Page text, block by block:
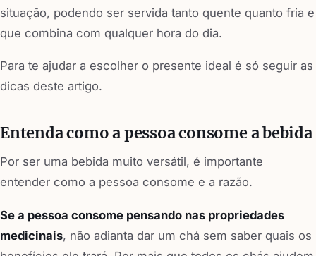
situação, podendo ser servida tanto quente quanto fria e
que combina com qualquer hora do dia.
Para te ajudar a escolher o presente ideal é só seguir as
dicas deste artigo.
Entenda como a pessoa consome a bebida
Por ser uma bebida muito versátil, é importante
entender como a pessoa consome e a razão.
Se a pessoa consome pensando nas propriedades
medicinais, não adianta dar um chá sem saber quais os